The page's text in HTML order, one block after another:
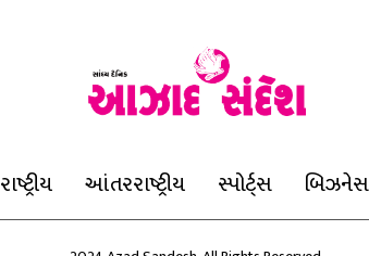
રાષ્ટ્રીય આંતરરાષ્ટ્રીય સ્પોર્ટ્સ બિઝનેસ